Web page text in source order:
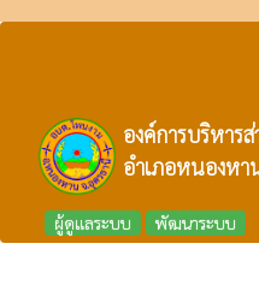
องค์การบริหาร
อำเภอหนองหา
ผู้ดูแลระบบ พัฒนาระบบ